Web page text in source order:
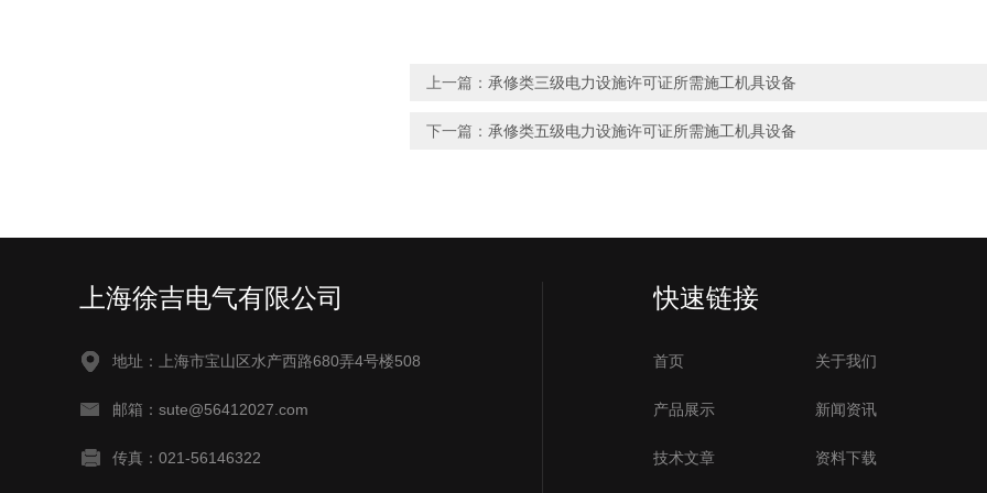
上一篇： 承修类三级电力设施许可证所需施工机具设备
下一篇： 承修类五级电力设施许可证所需施工机具设备
上海徐吉电气有限公司
地址：上海市宝山区水产西路680弄4号楼508
邮箱：sute@56412027.com
传真：021-56146322
快速链接
首页 关于我们
产品展示 新闻资讯
技术文章 资料下载